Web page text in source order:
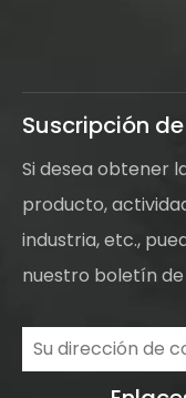
Suscripción
Si desea obtener
producto,
industria, etc.,
nuestro boletín